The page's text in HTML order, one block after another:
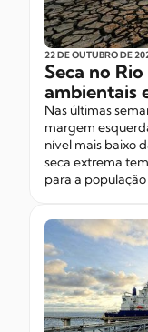
22 DE OUTUBRODE
Seca no
ambientais
Nas últimas
margem
nível mais baixo
seca extrema
para a